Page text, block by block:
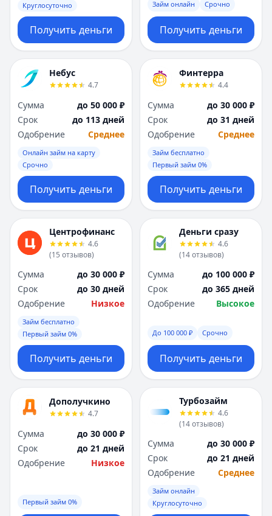
Круглосуточно
Получить деньги
Займ онлайн Срочно
Получить деньги
Небус
4.7
Сумма
до 50 000 ₽
Срок
до 113 дней
Одобрение
Среднее
Онлайн займ на карту
Срочно
Получить деньги
Финтерра
4.4
Сумма
до 30 000 ₽
Срок
до 31 дней
Одобрение
Среднее
Займ бесплатно
Первый займ 0%
Получить деньги
Центрофинанс
4.6
(15 отзывов)
Сумма
до 30 000 ₽
Срок
до 30 дней
Одобрение
Низкое
Займ бесплатно
Первый займ 0%
Получить деньги
Деньги сразу
4.6
(14отзывов)
Сумма
до 100 000 ₽
Срок
до 365 дней
Одобрение
Высокое
До 100 000 ₽ Срочно
Получить деньги
Дополучкино
4.7
Сумма
до 30 000 ₽
Срок
до 21 дней
Одобрение
Низкое
Первый займ 0%
Турбозайм
4.6
(14отзывов)
Сумма
до 30 000 ₽
Срок
до 21 дней
Одобрение
Среднее
Займ онлайн
Круглосуточно